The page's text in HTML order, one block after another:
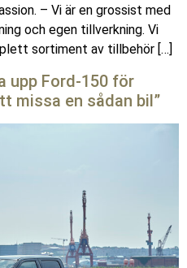
– Vi är en grossist med
och egen tillverkning. Vi
sortiment av tillbehör […]
upp Ford-150 för
missa en sådan bil”